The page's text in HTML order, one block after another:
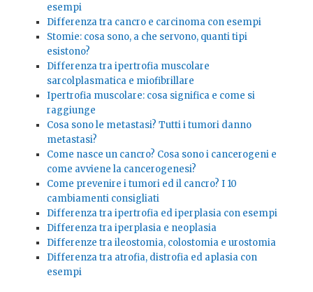
esempi
Differenza tra cancro e carcinoma con esempi
Stomie: cosa sono, a che servono, quanti tipi
esistono?
Differenza tra ipertrofia muscolare
sarcolplasmatica e miofibrillare
Ipertrofia muscolare: cosa significa e come si
raggiunge
Cosa sono le metastasi? Tutti i tumori danno
metastasi?
Come nasce un cancro? Cosa sono i cancerogeni e
come avviene la cancerogenesi?
Come prevenire i tumori ed il cancro? I 10
cambiamenti consigliati
Differenza tra ipertrofia ed iperplasia con esempi
Differenza tra iperplasia e neoplasia
Differenze tra ileostomia, colostomia e urostomia
Differenza tra atrofia, distrofia ed aplasia con
esempi